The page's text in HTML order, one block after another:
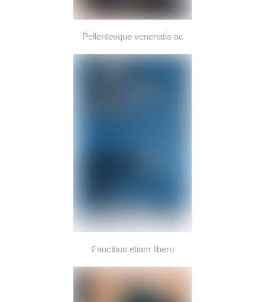
Pellentesque venenatis ac
Faucibus etiam libero